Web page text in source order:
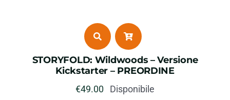
STORYFOLD: Wildwoods – Versione
Kickstarter – PREORDINE
€49.00 Disponibile